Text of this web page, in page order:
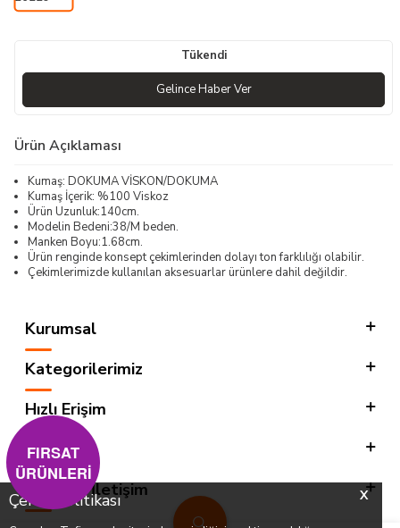
X
Çerez Politikası
Tükendi
Gelince Haber Ver
Ürün Açıklaması
Kumaş: DOKUMA VİSKON/DOKUMA
Kumaş İçerik: %100 Viskoz
Ürün Uzunluk:140cm.
Modelin Bedeni:38/M beden.
Manken Boyu:1.68cm.
Ürün renginde konsept çekimlerinden dolayı ton farklılığı olabilir.
Çekimlerimizde kullanılan aksesuarlar ürünlere dahil değildir.
Kurumsal
Kategorilerimiz
Hızlı Erişim
Sosyal
Adres & İletişim
FIRSAT
ÜRÜNLERİ